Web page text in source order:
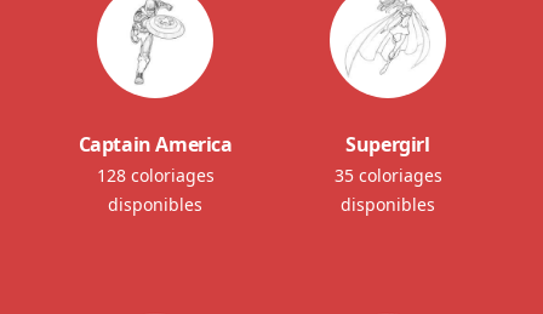
Captain America
128 coloriages
disponibles
Supergirl
35 coloriages
disponibles